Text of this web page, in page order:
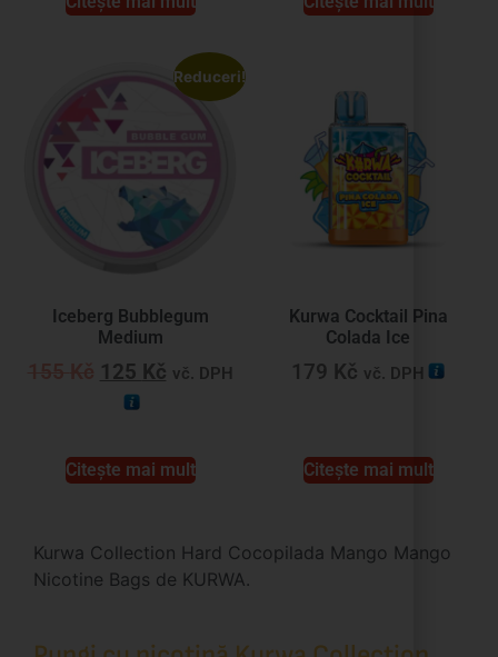
Reduceri!
Iceberg Bubblegum
Medium
125 Kč vč. DPH
Citește mai mult
Kurwa Cocktail Pina
Colada Ice
179 Kč vč. DPH
Citește mai mult
Kurwa Collection Hard Cocopilada Mango Mango
Nicotine Bags de KURWA.